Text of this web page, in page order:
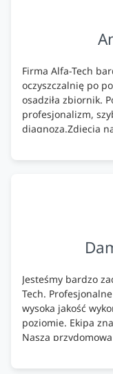
Firma Alfa-Tech
oczyszczalnię po
osadziła zbiornik.
profesjonalizm,
diagnoza.Zdjęcia
doradztwo.Dobrze
Podsumowując
Jesteśmy bardzo
Tech.
wysoka jakość
poziomie. Ekipa
Nasza
całość została
ustaleniami. Z